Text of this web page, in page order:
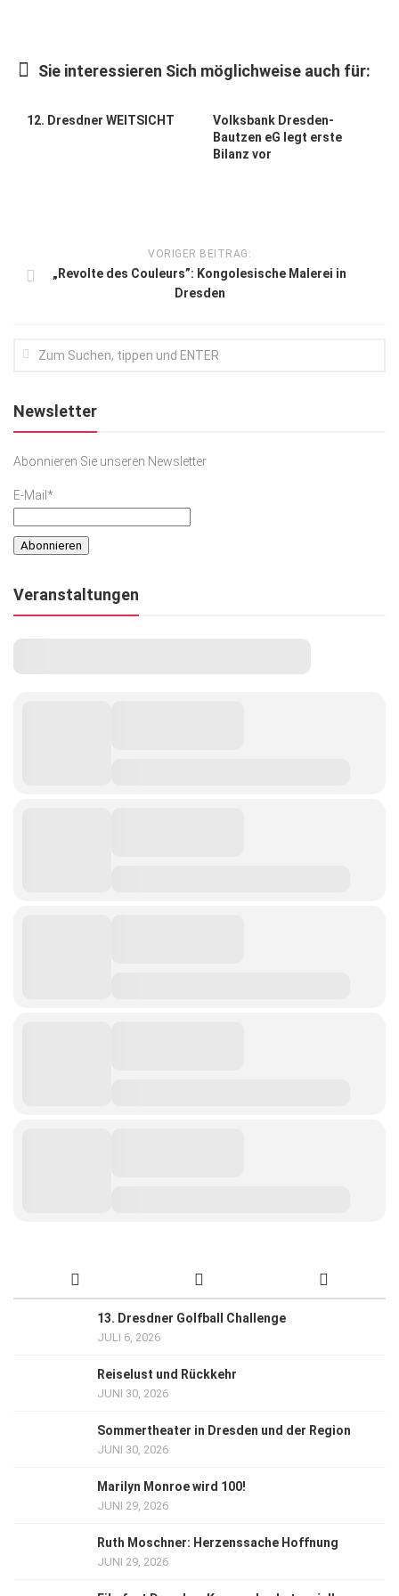
Lifestyle
Podcast
Sie interessieren Sich möglichweise auch für:
12. Dresdner WEITSICHT
Volksbank Dresden-
Bautzen eG legt erste
Bilanz vor
VORIGER BEITRAG:
„Revolte des Couleurs”: Kongolesische Malerei in
Dresden
Newsletter
Abonnieren Sie unseren Newsletter
E-Mail*
Veranstaltungen
13. Dresdner Golfball Challenge
JULI 6, 2026
Reiselust und Rückkehr
JUNI 30, 2026
Sommertheater in Dresden und der Region
JUNI 30, 2026
Marilyn Monroe wird 100!
JUNI 29, 2026
Ruth Moschner: Herzenssache Hoffnung
JUNI 29, 2026